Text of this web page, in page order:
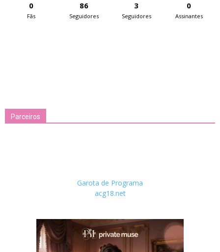
0
Fãs
86
Seguidores
3
Seguidores
0
Assinantes
Parceiros
Garota de Programa
acg18.net